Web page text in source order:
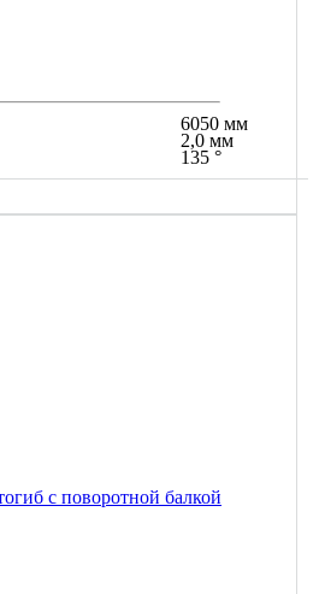
6050 мм
2,0 мм
135 °
с поворотной балкой